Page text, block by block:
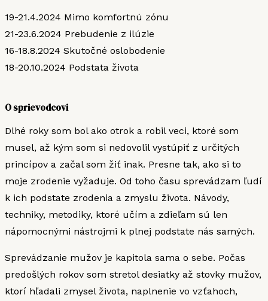
19-21.4.2024 Mimo komfortnú zónu
21-23.6.2024 Prebudenie z ilúzie
16-18.8.2024 Skutočné oslobodenie
18-20.10.2024 Podstata života
O sprievodcovi
Dlhé roky som bol ako otrok a robil veci, ktoré som
musel, až kým som si nedovolil vystúpiť z určitých
princípov a začal som žiť inak. Presne tak, ako si to
moje zrodenie vyžaduje. Od toho času sprevádzam ľudí
k ich podstate zrodenia a zmyslu života. Návody,
techniky, metodiky, ktoré učím a zdieľam sú len
nápomocnými nástrojmi k plnej podstate nás samých.
Sprevádzanie mužov je kapitola sama o sebe. Počas
predošlých rokov som stretol desiatky až stovky mužov,
ktorí hľadali zmysel života, naplnenie vo vzťahoch,